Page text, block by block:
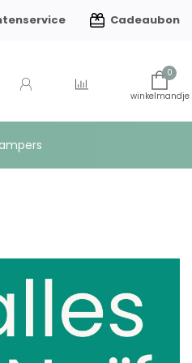
Gratis verzending vanaf €75
Cadeaubon
0